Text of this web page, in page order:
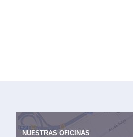
NUESTRAS OFICINAS